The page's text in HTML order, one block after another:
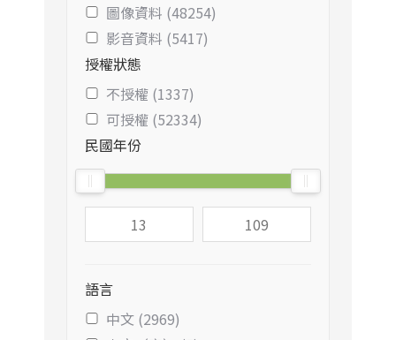
圖像資料 (48254)
影音資料 (5417)
授權狀態
不授權 (1337)
可授權 (52334)
民國年份
語言
中文 (2969)